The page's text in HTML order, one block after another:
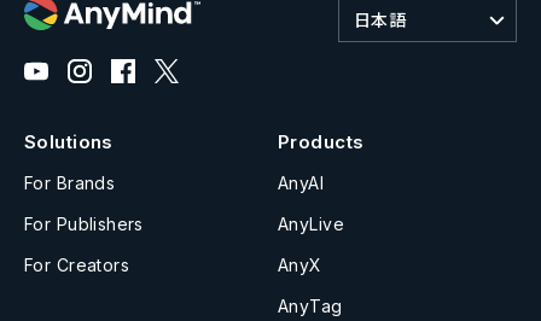
日本語
Solutions
For Brands
For Publishers
For Creators
Products
AnyAI
AnyLive
AnyX
AnyTag